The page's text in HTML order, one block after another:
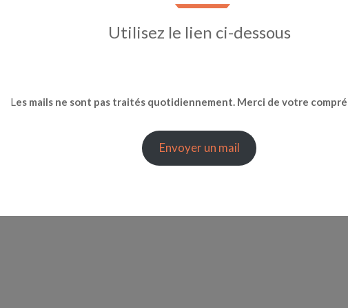
Utilisez le lien ci-dessous
Les mails ne sont pas traités quotidiennement. Merci de votre
Envoyer un mail